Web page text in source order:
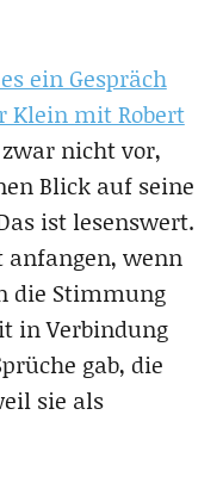
ein Gespräch
Klein mit Robert
nicht vor,
Blick auf seine
ist lesenswert.
wenn
die Stimmung
in Verbindung
gab, die
sie als